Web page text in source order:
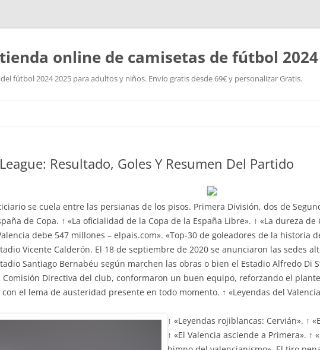
online de camisetas de fútbol 2024
fútbol 2024 2025 para adultos y niños. Envío gratis desde 69€ y personalizar Gratis.
Resultado, Goles Y Resumen Del Partido
se cuela entre las persianas de los pisos. Primera División, dos de
de Copa. ↑ «La oficialidad de la Copa de la España Libre». ↑ «La dureza
debe 547 millones – elpais.com». «Top-30 de goleadores de la historia
Vicente Calderón. El 18 de septiembre de 2020 se anunciaron las sedes
Santiago Bernabéu según marchen las obras o bien el Estadio Alfredo Di
Directiva del club, conformaron un buen equipo, reforzando el
el lema de austeridad presente en todo momento. ↑ «Leyendas del
↑ «Leyendas rojiblancas: Cervián». ↑
↑ «El Valencia asciende a Primera». ↑